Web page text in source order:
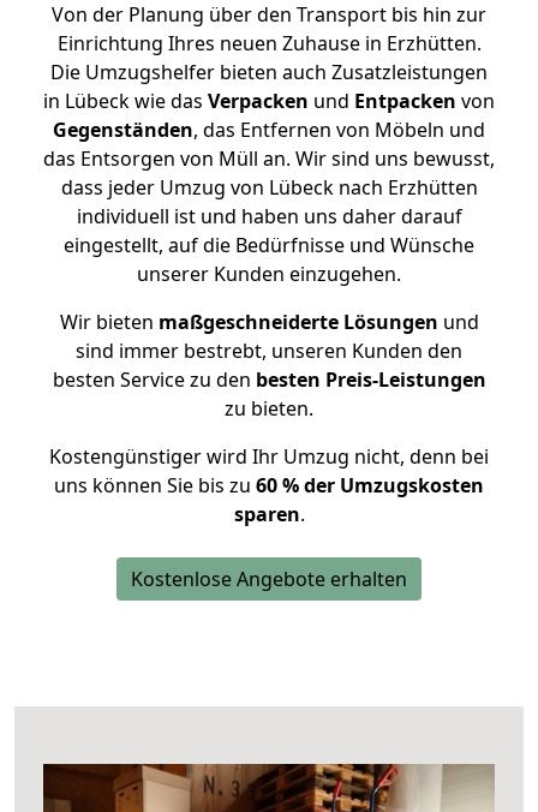
Von der Planung über den Transport bis hin zur
Einrichtung Ihres neuen Zuhause in Erzhütten.
Die Umzugshelfer bieten auch Zusatzleistungen
in Lübeck wie das Verpacken und Entpacken von
Gegenständen, das Entfernen von Möbeln und
das Entsorgen von Müll an. Wir sind uns bewusst,
dass jeder Umzug von Lübeck nach Erzhütten
individuell ist und haben uns daher darauf
eingestellt, auf die Bedürfnisse und Wünsche
unserer Kunden einzugehen.
Wir bieten maßgeschneiderte Lösungen und
sind immer bestrebt, unseren Kunden den
besten Service zu den besten Preis-Leistungen
zu bieten.
Kostengünstiger wird Ihr Umzug nicht, denn bei
uns können Sie bis zu 60 % der Umzugskosten
sparen.
Kostenlose Angebote erhalten